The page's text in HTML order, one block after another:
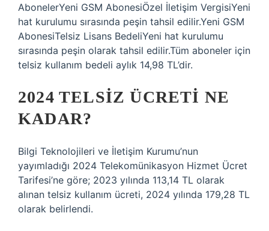
AbonelerYeni GSM AbonesiÖzel İletişim VergisiYeni
hat kurulumu sırasında peşin tahsil edilir.Yeni GSM
AbonesiTelsiz Lisans BedeliYeni hat kurulumu
sırasında peşin olarak tahsil edilir.Tüm aboneler için
telsiz kullanım bedeli aylık 14,98 TL’dir.
2024 TELSIZ ÜCRETI NE
KADAR?
Bilgi Teknolojileri ve İletişim Kurumu’nun
yayımladığı 2024 Telekomünikasyon Hizmet Ücret
Tarifesi’ne göre; 2023 yılında 113,14 TL olarak
alınan telsiz kullanım ücreti, 2024 yılında 179,28 TL
olarak belirlendi.